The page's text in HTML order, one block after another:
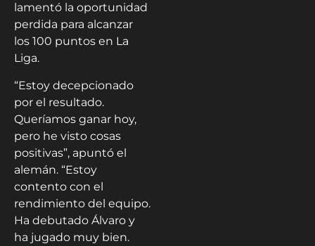
lamentó la oportunidad
perdida para alcanzar
los 100 puntos en La
Liga.
“Estoy decepcionado
por el resultado.
Queríamos ganar hoy,
pero he visto cosas
positivas”, apuntó el
alemán. “Estoy
contento con el
rendimiento del equipo.
Ha debutado Álvaro y
ha jugado muy bien.